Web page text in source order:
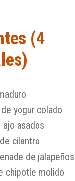
(4
yogur colado
asados
cilantro
de jalapeños
chipotle molido